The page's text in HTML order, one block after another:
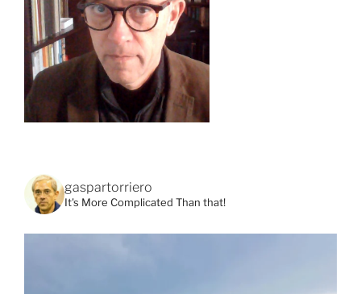
gaspartorriero
It's More Complicated Than that!